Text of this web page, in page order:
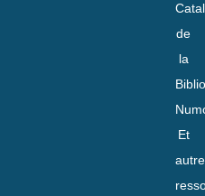
de
la
Et